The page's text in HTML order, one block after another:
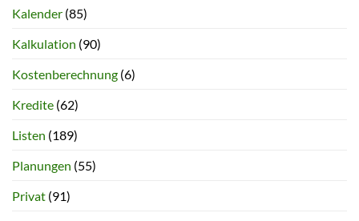
Kalender (85)
Kalkulation (90)
Kostenberechnung (6)
Kredite (62)
Listen (189)
Planungen (55)
Privat (91)